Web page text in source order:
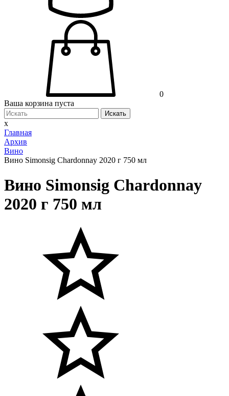
0
Ваша корзина пуста
Искать
x
Главная
Архив
Вино
Вино Simonsig Chardonnay 2020 г 750 мл
Вино Simonsig Chardonnay
2020 г 750 мл